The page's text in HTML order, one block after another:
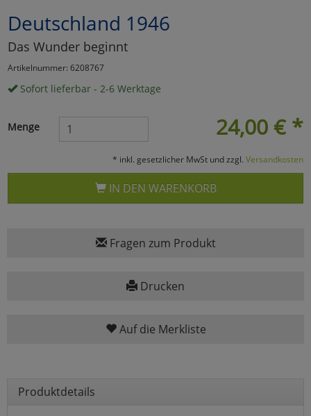
Deutschland 1946
Das Wunder beginnt
Artikelnummer: 6208767
Sofort lieferbar - 2-6 Werktage
24,00 € *
Menge
* inkl. gesetzlicher MwSt und zzgl. Versandkosten
IN DEN WARENKORB
Fragen zum Produkt
Drucken
Auf die Merkliste
Produktdetails
Marketing
Umfragetools
Cookies
Alle Akzeptieren
Cookies
zurückzu Haupptseite